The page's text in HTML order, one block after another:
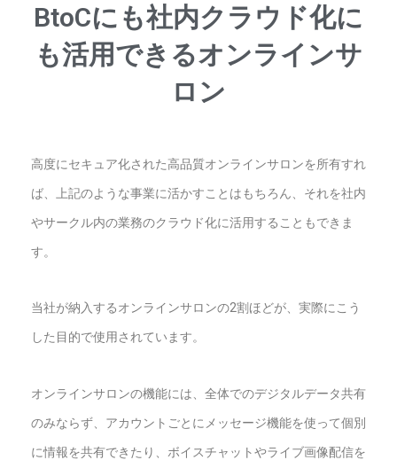
BtoCにも社内クラウド化に
も活用できるオンラインサ
ロン
高度にセキュア化された高品質オンラインサロンを所有すれ
ば、上記のような事業に活かすことはもちろん、それを社内
やサークル内の業務のクラウド化に活用することもできま
す。
当社が納入するオンラインサロンの2割ほどが、実際にこう
した目的で使用されています。
オンラインサロンの機能には、全体でのデジタルデータ共有
のみならず、アカウントごとにメッセージ機能を使って個別
に情報を共有できたり、ボイスチャットやライブ画像配信を